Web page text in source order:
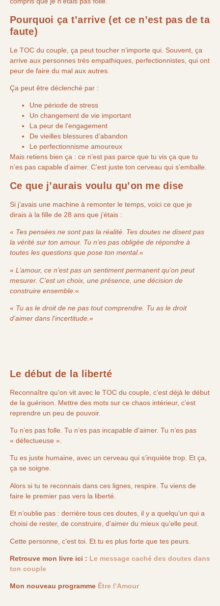
Pourquoi ça t’arrive (et ce n’est pas de ta
faute)
Le TOC du couple, ça peut toucher n’importe qui. Souvent, ça
arrive aux personnes très empathiques, perfectionnistes, qui ont
peur de faire du mal aux autres.
Ça peut être déclenché par :
Une période de stress
Un changement de vie important
La peur de l’engagement
De vieilles blessures d’abandon
Le perfectionnisme amoureux
Mais retiens bien ça : ce n’est pas parce que tu vis ça que tu
n’es pas capable d’aimer. C’est juste ton cerveau qui s’emballe.
Ce que j’aurais voulu qu’on me dise
Si j’avais une machine à remonter le temps, voici ce que je
dirais à la fille de 28 ans que j’étais :
« Tes pensées ne sont pas la réalité. Tes doutes ne disent pas
la vérité sur ton amour. Tu n’es pas obligée de répondre à
toutes les questions que pose ton mental.«
« L’amour, ce n’est pas un sentiment permanent qu’on peut
mesurer. C’est un choix, une présence, une décision de
construire ensemble. «
« Tu as le droit de ne pas tout comprendre. Tu as le droit
d’aimer dans l’incertitude. «
Le début de la liberté
Reconnaître qu’on vit avec le TOC du couple, c’est déjà le début
de la guérison. Mettre des mots sur ce chaos intérieur, c’est
reprendre un peu de pouvoir.
Tu n’es pas folle. Tu n’es pas incapable d’aimer. Tu n’es pas
« défectueuse ».
Tu es juste humaine, avec un cerveau qui s’inquiète trop. Et ça,
ça se soigne.
Alors si tu te reconnais dans ces lignes, respire. Tu viens de
faire le premier pas vers la liberté.
Et n’oublie pas : derrière tous ces doutes, il y a quelqu’un qui a
choisi de rester, de construire, d’aimer du mieux qu’elle peut.
Cette personne, c’est toi. Et tu es plus forte que tes peurs.
Retrouve mon livre ici : Le message caché des doutes dans
ton couple
Mon nouveau programme Être l’Amour